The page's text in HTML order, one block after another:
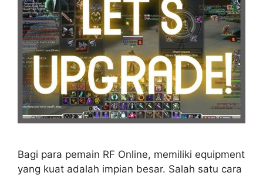
Bagi para pemain RF Online, memiliki equipment
yang kuat adalah impian besar. Salah satu cara